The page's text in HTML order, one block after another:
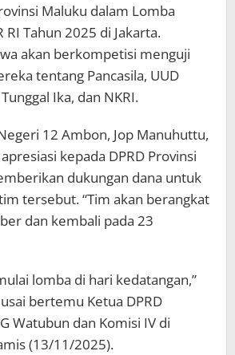
Maluku dalam Lomba
RI Tahun 2025 di Jakarta.
akan berkompetisi menguji
tentang Pancasila, UUD
Ika, dan NKRI.
12 Ambon, Jop Manuhuttu,
kepada DPRD Provinsi
dukungan dana untuk
tersebut. “Tim akan berangkat
dan kembali pada 23
lomba di hari kedatangan,”
bertemu Ketua DPRD
Watubun dan Komisi IV di
(13/11/2025).